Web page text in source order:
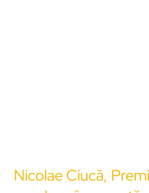
Nicolae Ciucă,